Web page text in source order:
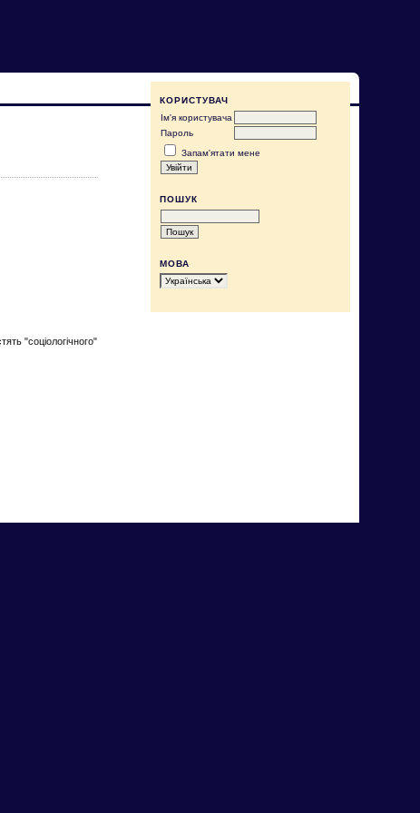
КОРИСТУВАЧ
Ім'я користувача
Пароль
Запам'ятати мене
ПОШУК
МОВА
"соціологічного"